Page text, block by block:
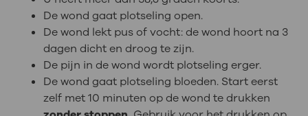
De wond gaat plotseling open.
De wond lekt pus of vocht: de wond hoort na 3
dagen dicht en droog te zijn.
De pijn in de wond wordt plotseling erger.
De wond gaat plotseling bloeden. Start eerst
zelf met 10 minuten op de wond te drukken